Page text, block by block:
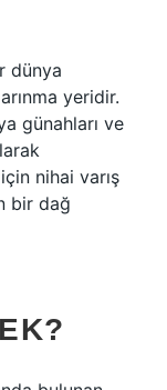
dünya
yeridir.
günahları ve
nihai varış
bir dağ